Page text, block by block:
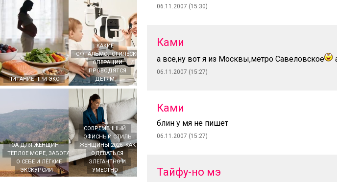
ПИТАНИЕ ПРИ ЭКО
КАКИЕ
ОФТАЛЬМОЛОГИЧЕСКИЕ
ОПЕРАЦИИ
ПРОВОДЯТСЯ
ДЕТЯМ
ГОА ДЛЯ ЖЕНЩИН —
ТЁПЛОЕ МОРЕ, ЗАБОТА
О СЕБЕ И ЛЁГКИЕ
ЭКСКУРСИИ
СОВРЕМЕННЫЙ
ОФИСНЫЙ СТИЛЬ
ЖЕНЩИНЫ 2026: КАК
ОДЕВАТЬСЯ
ЭЛЕГАНТНО И
УМЕСТНО
06.11.2007 (15:30)
Ками
а все,ну вот я из Москвы,метро Савеловское
06.11.2007 (15:27)
Ками
блин у мя не пишет
06.11.2007 (15:27)
Тайфу-но мэ